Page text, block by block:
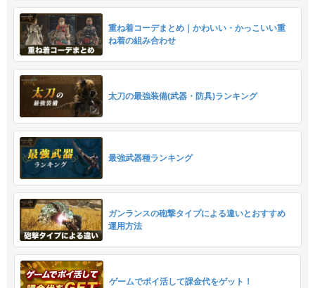
重ね着コーデまとめ｜かわいい・かっこいい重
ね着の組み合わせ
太刀の最強装備(武器・防具)ランキング
最強武器種ランキング
ガンランスの砲撃タイプによる違いとおすすめ
運用方法
ゲームでポイ活して課金代をゲット！